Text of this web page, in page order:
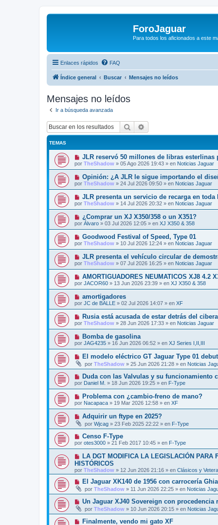
ForoJaguar
Para todos los aficionados a este
Enlaces rápidos FAQ
Índice general Buscar Mensajes no leídos
Mensajes no leídos
Ir a búsqueda avanzada
Buscar
TEMAS
N
u
e
o
m
e
n
s
a
e
JLR reservó 50 millones de libras
por TheShadow » 05 Ago 2026 19:43 » en Noticias Jaguar
N
u
e
o
m
e
s
a
e
Opinión: ¿A JLR le sigue importando el
por TheShadow » 24 Jul 2026 09:50 » en Noticias Jaguar
N
u
e
o
m
e
n
s
a
e
JLR presenta un servicio de recarga en toda
por TheShadow » 14 Jul 2026 20:32 » en Noticias Jaguar
N
u
e
o
m
e
n
s
a
e
¿Comprar un XJ X350/358 o un X351?
por Álvaro » 03 Jul 2026 12:05 » en XJ X350 & 358
N
u
e
o
m
e
n
s
a
e
Goodwood Festival of Speed, Type 01
por TheShadow » 10 Jul 2026 12:24 » en Noticias Jaguar
N
u
e
o
m
e
n
s
a
e
JLR presenta el vehículo circular de
por TheShadow » 07 Jul 2026 16:25 » en Noticias Jaguar
N
u
e
o
m
e
s
a
e
AMORTIGUADORES NEUMATICOS XJ8 4.2
por JACOR60 » 13 Jun 2026 23:39 » en XJ X350 & 358
N
u
e
v
o
m
e
s
a
e
amortigadores
por JC de BALLE » 02 Jul 2026 14:07 » en XF
N
u
e
v
o
m
e
s
a
e
Rusia está acusada de estar detrás del
por TheShadow » 28 Jun 2026 17:33 » en Noticias Jaguar
N
u
e
v
o
m
e
s
a
e
Bomba de gasolina
por JAG4235 » 16 Jun 2026 06:52 » en XJ Series I,II,III
N
e
v
o
m
e
s
a
e
El modelo eléctrico GT Jaguar Type 01
por TheShadow » 25 Jun 2026 21:28 » en Noticias
N
u
e
v
o
m
e
n
s
a
e
Duda con las Valvulas y su funcionamiento
por Daniel M. » 18 Jun 2026 19:25 » en F-Type
N
u
e
o
m
e
n
s
a
e
Problema con ¿cambio-freno de mano?
por Nacapaca » 19 Mar 2026 12:58 » en XF
N
e
o
m
e
s
a
j
e
Adquirir un ftype en 2025?
por Wjcag » 23 Feb 2025 22:22 » en F-Type
N
u
e
v
o
m
e
n
a
j
e
Censo F-Type
por otes3000 » 21 Feb 2017 10:45 » en F-Type
N
u
e
v
o
m
e
n
s
a
j
e
LA DGT MODIFICA LA LEGISLACIÓN PARA
HISTÓRICOS
por TheShadow » 12 Jun 2026 21:16 » en Clásicos y
N
e
v
o
m
e
El Jaguar XK140 de 1956 con carrocería
por TheShadow » 11 Jun 2026 22:25 » en Noticias
N
e
v
o
Un Jaguar XJ40 Sovereign con procedencia
por TheShadow » 10 Jun 2026 20:15 » en Noticias
NFinalmente, vendo mi gato XF